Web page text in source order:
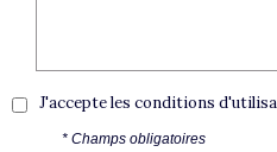
J'accepte les conditions
* Champs obligatoires